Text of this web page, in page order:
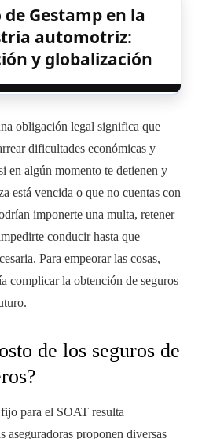
de Gestamp en la
automotriz:
y globalización
obligación legal significa que
dificultades económicas y
en algún momento te detienen y
está vencida o que no cuentas con
imponerte una multa, retener
conducir hasta que
Para empeorar las cosas,
complicar la obtención de seguros
de los seguros de
para el SOAT resulta
aseguradoras proponen diversas